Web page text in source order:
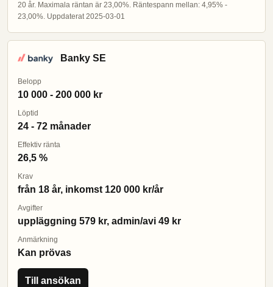
20 år. Maximala räntan är 23,00%. Räntespann mellan: 4,95% -
23,00%. Uppdaterat 2025-03-01
Banky SE
Belopp
10 000 - 200 000 kr
Löptid
24 - 72 månader
Effektiv ränta
26,5 %
Krav
från 18 år, inkomst 120 000 kr/år
Avgifter
uppläggning 579 kr, admin/avi 49 kr
Anmärkning
Kan prövas
Till ansökan